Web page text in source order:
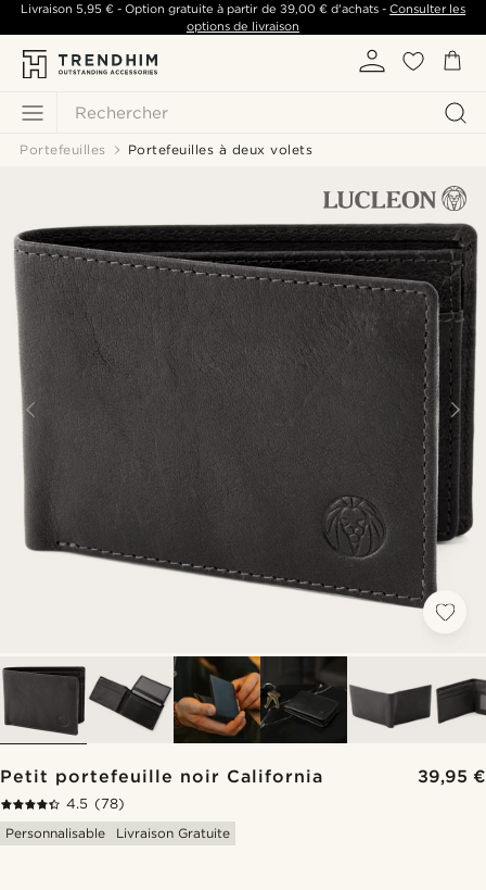
Rechercher
Livraison 5,95 €- Option gratuite à partir de 39,00 €d'achats -Consulter les
options de livraison
Portefeuilles Portefeuilles à deux volets
Petit portefeuille noir California 39,95 €
4.5 (78)
Personnalisable
Livraison Gratuite